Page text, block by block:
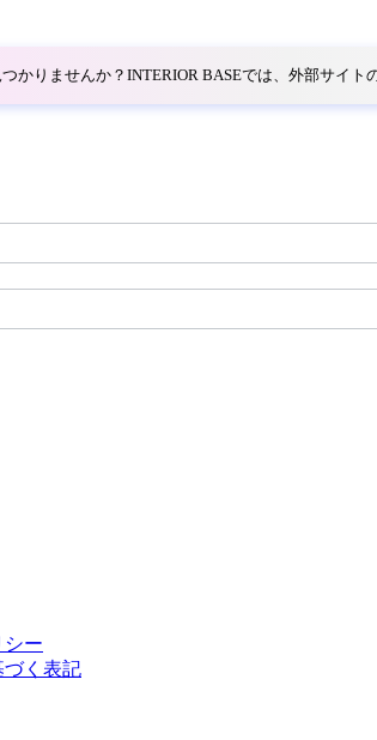
ワールド
ッリ
ン
かりませんか？INTERIOR BASEでは、外部サイト
シー
づく表記